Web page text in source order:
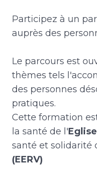
Participez à un
auprès des
Le parcours est
thèmes tels
des personnes
pratiques.
Cette formation
la santé de l'
santé et solidarité
(EERV)